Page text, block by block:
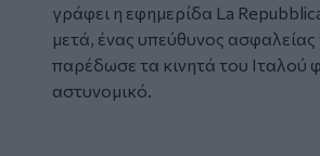
γράφει η εφημερίδα La
μετά, ένας υπεύθυνος
παρέδωσε τα κινητά του Ιταλού
αστυνομικό.